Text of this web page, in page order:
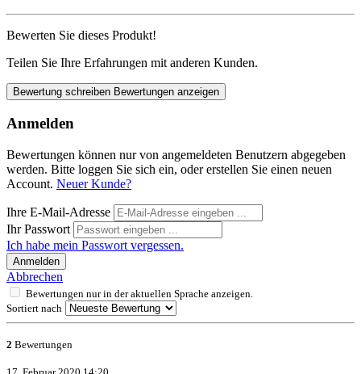
Bewerten Sie dieses Produkt!
Teilen Sie Ihre Erfahrungen mit anderen Kunden.
Bewertung schreiben Bewertungen anzeigen
Anmelden
Bewertungen können nur von angemeldeten Benutzern abgegeben
werden. Bitte loggen Sie sich ein, oder erstellen Sie einen neuen
Account. Neuer Kunde?
Ihre E-Mail-Adresse
Ihr Passwort
Ich habe mein Passwort vergessen.
Anmelden
Abbrechen
Bewertungen nur in der aktuellen Sprache anzeigen.
Sortiert nach
2 Bewertungen